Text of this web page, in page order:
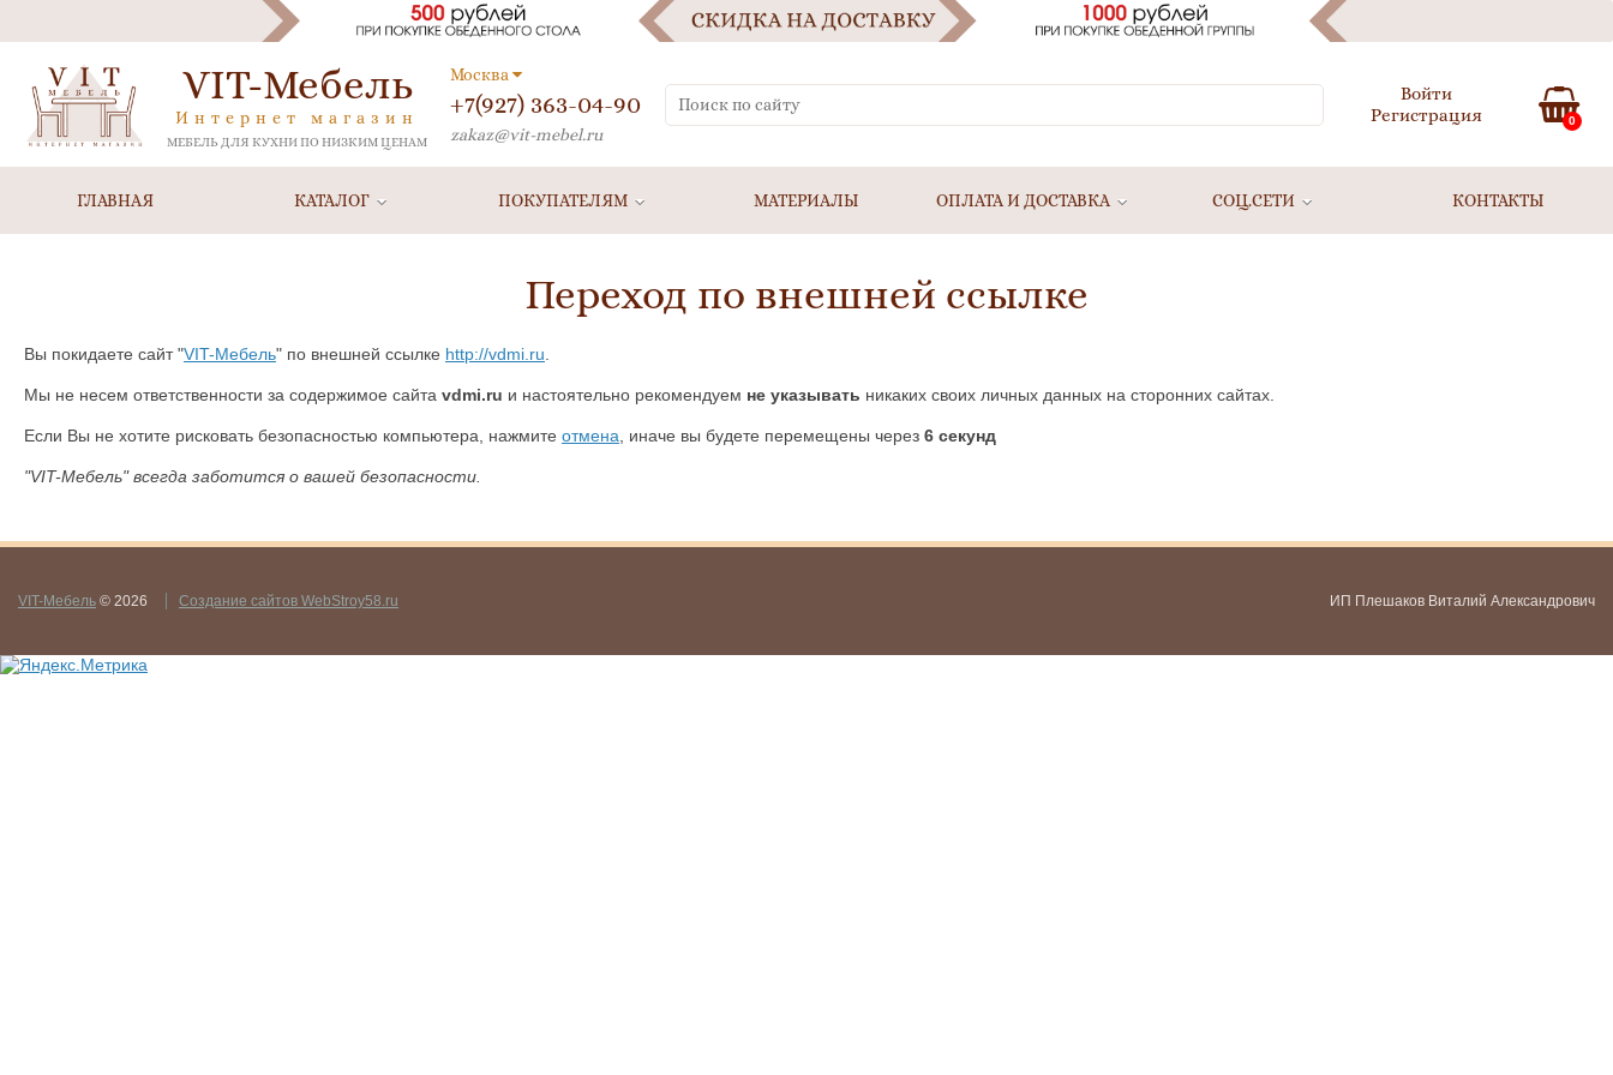
VIT-Мебель
Интернет магазин
МЕБЕЛЬ ДЛЯ КУХНИ ПО НИЗКИМ ЦЕНАМ
Москва
+7(927) 363-04-90
zakaz@vit-mebel.ru
Войти
Регистрация
0
ГЛАВНАЯ КАТАЛОГ ПОКУПАТЕЛЯМ МАТЕРИАЛЫ ОПЛАТА И ДОСТАВКА СОЦ.СЕТИ КОНТАКТЫ
Переход по внешней ссылке
Вы покидаете сайт "VIT-Мебель" по внешней ссылке http://vdmi.ru
Мы не несем ответственности за содержимое сайта vdmi.ru и настоятельно рекомендуем не указывать никаких своих личных данных на сторонних сайтах.
Если Вы не хотите рисковать безопасностью компьютера, нажмите отмена , иначе вы будете перемещены через 5 секунд
"VIT-Мебель" всегда заботится о вашей безопасности.
VIT-Мебель © 2026 Создание сайтов WebStroy58.ru ИП Плешаков Виталий Александрович